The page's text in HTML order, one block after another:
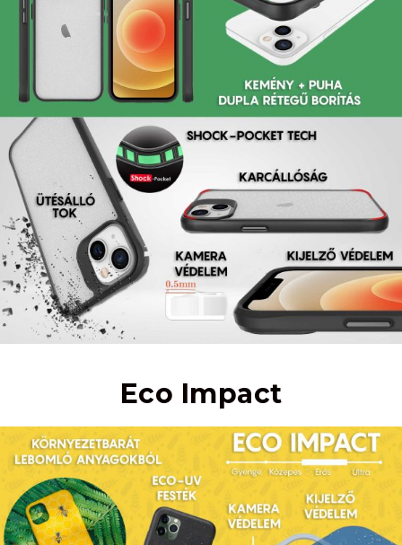
Eco Impact